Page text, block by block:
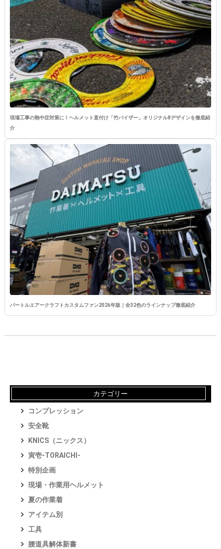
現場工事の熱中症対策に！ヘルメット直付け「竹バイザー」オリジナル8デザインを徹底紹
介
バートルエアークラフトカスタムファン2026年版｜全32色のラインナップ徹底紹介
カテゴリー
コンプレッション
安全靴
KNICS（ニックス）
寅壱-TORAICHI-
特別企画
現場・作業用ヘルメット
夏の作業着
アイテム別
工具
腰道具解体新書